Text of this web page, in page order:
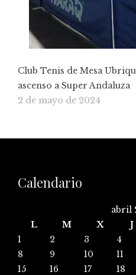
Club Tenis de Mesa
ascenso a Super Andaluza
2 de mayo de 2024
Calendario
abril
L
M X J
1
2 3 4
8
9 10 11
15
16 17 18